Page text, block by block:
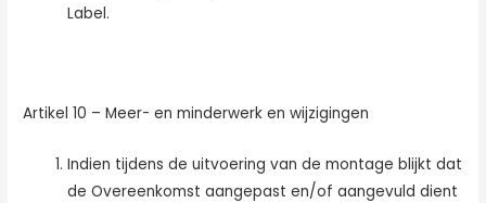
Label.
Artikel 10 – Meer- en minderwerk en wijzigingen
Indien tijdens de uitvoering van de montage blijkt dat
de Overeenkomst aangepast en/of aangevuld dient